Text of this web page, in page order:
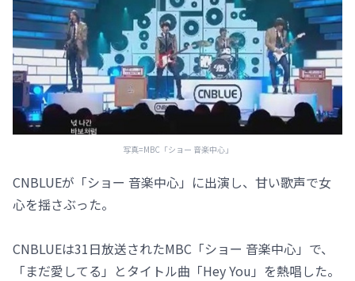
写真=MBC「ショー 音楽中心」
CNBLUEが「ショー 音楽中心」に出演し、甘い歌声で女
心を揺さぶった。
CNBLUEは31日放送されたMBC「ショー 音楽中心」で、
「まだ愛してる」とタイトル曲「Hey You」を熱唱した。